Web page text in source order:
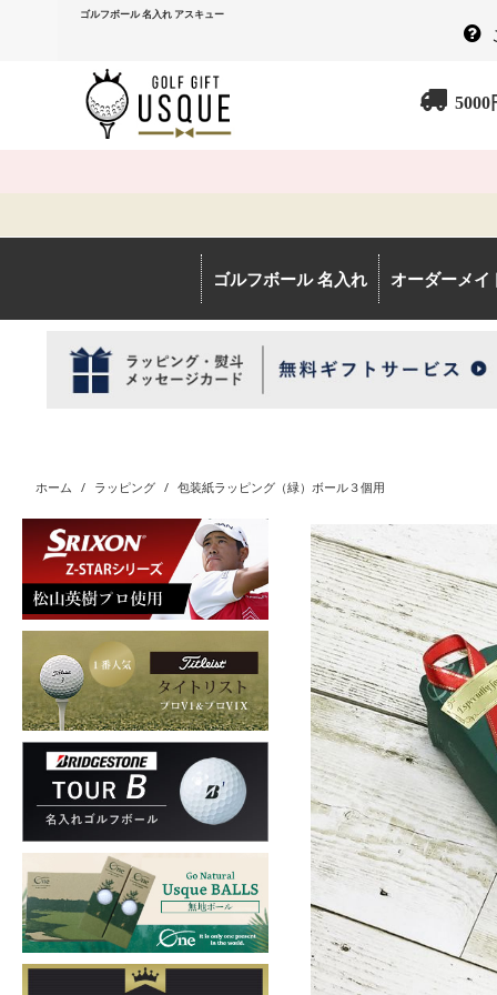
ゴルフボール 名入れ アスキュー
5000
ゴルフボール 名入れ オーダーメイ
ホーム / ラッピング / 包装紙ラッピング（緑）ボール３個用